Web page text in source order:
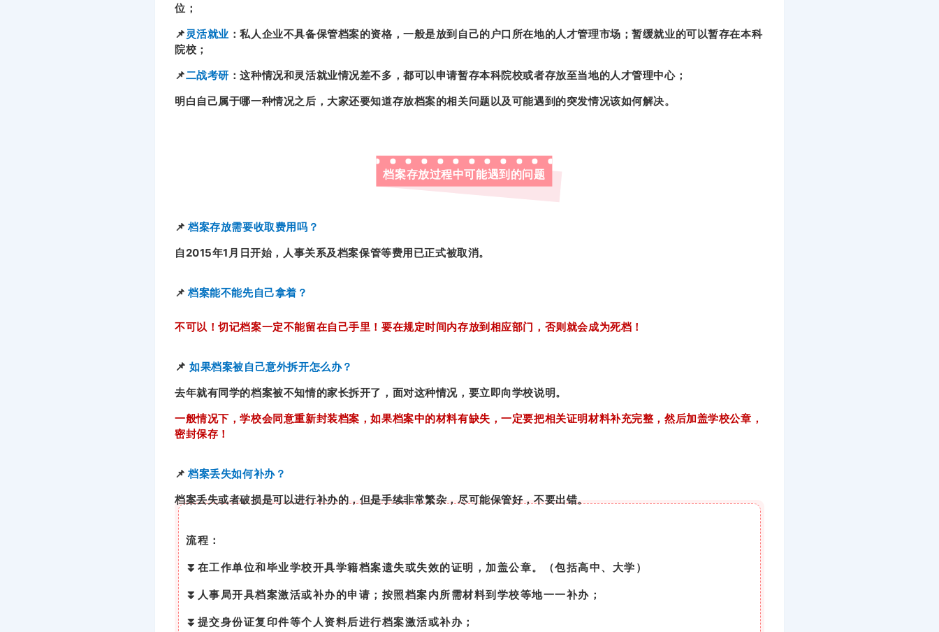
位；
📌灵活就业 ：私人企业不具备保管档案的资格，一般是放到自己的户口所在地的人才管理市场；暂缓就业的可以暂存在本科
院校；
📌二战考研 ：这种情况和灵活就业情况差不多，都可以申请暂存本科院校或者存放至当地的人才管理中心；
明白自己属于哪一种情况之后，大家还要知道存放档案的相关问题以及可能遇到的突发情况该如何解决。
档案存放过程中可能遇到的问题
📌档案存放需要收取费用吗？
自2015年1月日开始，人事关系及档案保管等费用已正式被取消。
📌档案能不能先自己拿着？
不可以！切记档案一定不能留在自己手里！要在规定时间内存放到相应部门，否则就会成为死档！
📌如果档案被自己意外拆开怎么办？
去年就有同学的档案被不知情的家长拆开了，面对这种情况，要立即向学校说明。
一般情况下，学校会同意重新封装档案，如果档案中的材料有缺失，一定要把相关证明材料补充完整，然后加盖学校公章，
密封保存！
📌档案丢失如何补办？
档案丢失或者破损是可以进行补办的，但是手续非常繁杂，尽可能保管好，不要出错。
流程：
⏬在工作单位和毕业学校开具学籍档案遗失或失效的证明，加盖公章。（包括高中、大学）
⏬人事局开具档案激活或补办的申请；按照档案内所需材料到学校等地一一补办；
⏬提交身份证复印件等个人资料后进行档案激活或补办；